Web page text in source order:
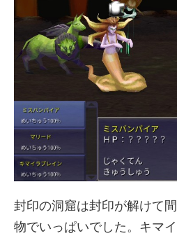
封印の洞窟は封印が解けて
物でいっぱいでした。キマ